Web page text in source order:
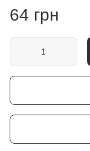
64 грн